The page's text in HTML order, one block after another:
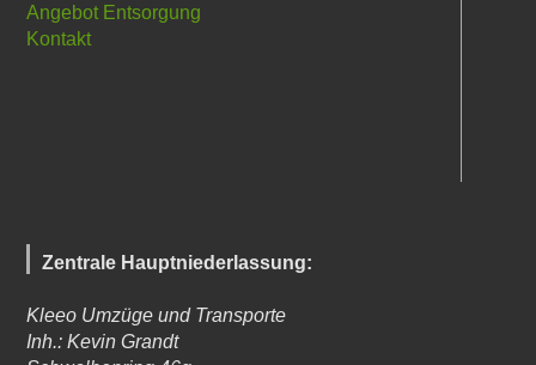
Angebot Entsorgung
Kontakt
Zentrale Hauptniederlassung:
Kleeo Umzüge und Transporte
Inh.: Kevin Grandt